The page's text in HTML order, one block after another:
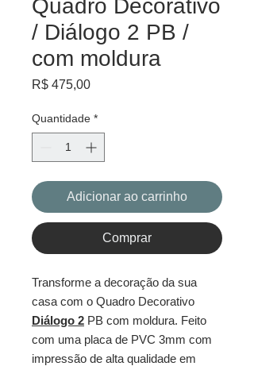
Quadro Decorativo
/ Diálogo 2 PB /
com moldura
R$ 475,00Preço
Quantidade *
Adicionar ao carrinho
Comprar
Transforme a decoração da sua
casa com o Quadro Decorativo
Diálogo 2 PB com moldura. Feito
com uma placa de PVC 3mm com
impressão de alta qualidade em